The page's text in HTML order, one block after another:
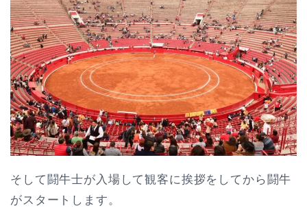
そして闘牛士が入場して観客に挨拶をしてから闘牛
がスタートします。